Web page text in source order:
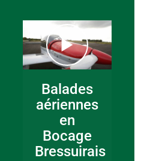
Balades
aériennes
en
Bocage
Bressuirais